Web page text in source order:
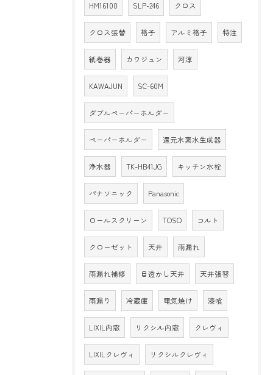
HM16100 SLP-246 クロス
クロス張替 格子 アルミ格子 特注
紙巻器 カワジュン 河淳
KAWAJUN SC-60M
ダブルペーパーホルダー
ペーパーホルダー 還元水素水生成器
浄水器 TK-HB41JG キッチン水栓
パナソニック Panasonic
ロールスクリーン TOSO コルト
クローゼット 天井 雨漏れ
雨漏れ補修 目透かし天井 天井張替
雨漏り 冷蔵庫 電気焼け 漆喰
LIXIL内窓 リクシル内窓 クレヴィ
LIXILクレヴィ リクシルクレヴィ